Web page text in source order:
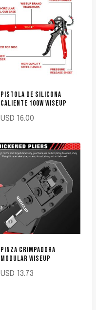
PISTOLA DE SILICONA
CALIENTE 100W WISEUP
USD 16.00
PINZA CRIMPADORA
MODULAR WISEUP
USD 13.73